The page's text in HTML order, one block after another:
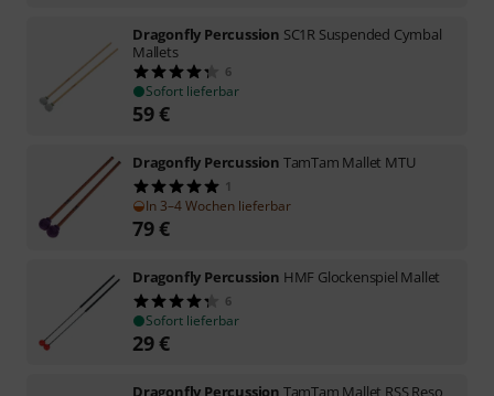
Dragonfly Percussion SC1R Suspended Cymbal
Mallets
6
Sofort lieferbar
59€
Dragonfly Percussion TamTam Mallet MTU
1
In 3–4 Wochen lieferbar
79€
Dragonfly Percussion HMF Glockenspiel Mallet
6
Sofort lieferbar
29€
Dragonfly Percussion TamTam Mallet RSS Reso